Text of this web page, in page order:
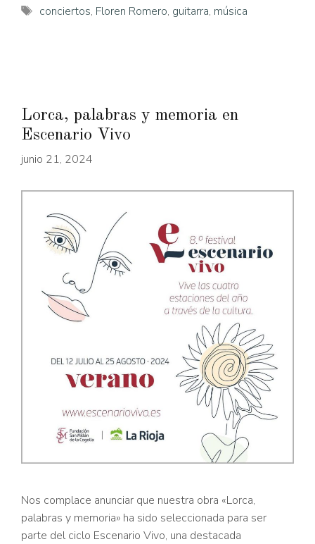
Etiquetas
conciertos, Floren Romero, guitarra, música
Lorca, palabras y memoria en
Escenario Vivo
junio 21, 2024
Nos complace anunciar que nuestra obra «Lorca,
palabras y memoria» ha sido seleccionada para ser
parte del ciclo Escenario Vivo, una destacada